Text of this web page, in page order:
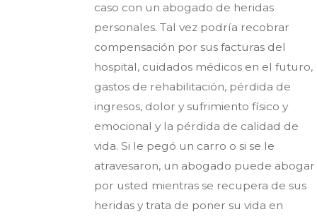
caso con un abogado de heridas
personales. Tal vez podría recobrar
compensación por sus facturas del
hospital, cuidados médicos en el futuro,
gastos de rehabilitación, pérdida de
ingresos, dolor y sufrimiento físico y
emocional y la pérdida de calidad de
vida. Si le pegó un carro o si se le
atravesaron, un abogado puede abogar
por usted mientras se recupera de sus
heridas y trata de poner su vida en